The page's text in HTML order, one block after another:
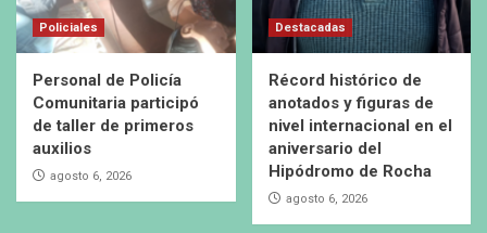
Policiales
Personal de Policía
Comunitaria participó
de taller de primeros
auxilios
agosto 6, 2026
Destacadas
Récord histórico de
anotados y figuras de
nivel internacional en el
aniversario del
Hipódromo de Rocha
agosto 6, 2026